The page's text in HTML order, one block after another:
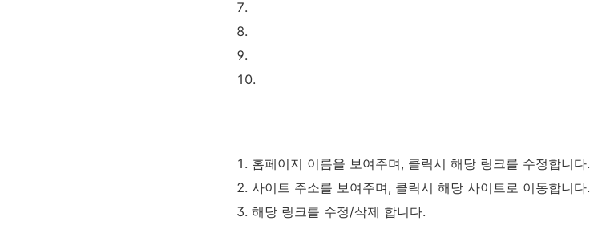
홈페이지 이름을 보여주며, 클릭시 해당 링크를 수정합니다.
사이트 주소를 보여주며, 클릭시 해당 사이트로 이동합니다.
해당 링크를 수정/삭제 합니다.